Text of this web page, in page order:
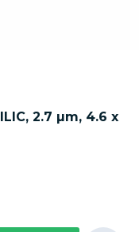
2.7 µm, 4.6 x